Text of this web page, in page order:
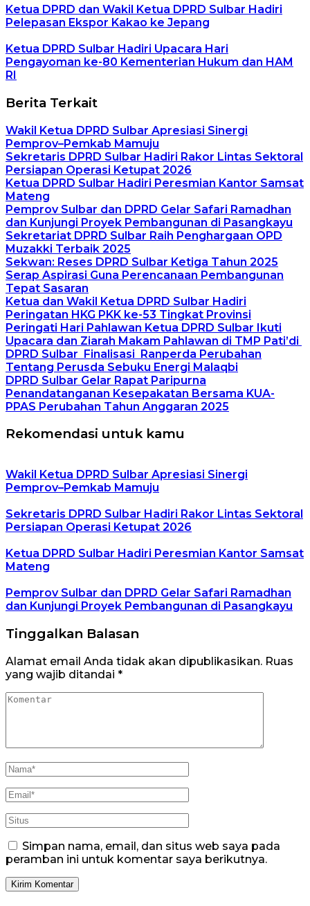
Ketua DPRD dan Wakil Ketua DPRD Sulbar Hadiri
Pelepasan Ekspor Kakao ke Jepang
Ketua DPRD Sulbar Hadiri Upacara Hari
Pengayoman ke-80 Kementerian Hukum dan HAM
RI
Berita Terkait
Wakil Ketua DPRD Sulbar Apresiasi Sinergi
Pemprov–Pemkab Mamuju
Sekretaris DPRD Sulbar Hadiri Rakor Lintas Sektoral
Persiapan Operasi Ketupat 2026
Ketua DPRD Sulbar Hadiri Peresmian Kantor Samsat
Mateng
Pemprov Sulbar dan DPRD Gelar Safari Ramadhan
dan Kunjungi Proyek Pembangunan di Pasangkayu
Sekretariat DPRD Sulbar Raih Penghargaan OPD
Muzakki Terbaik 2025
Sekwan: Reses DPRD Sulbar Ketiga Tahun 2025
Serap Aspirasi Guna Perencanaan Pembangunan
Tepat Sasaran
Ketua dan Wakil Ketua DPRD Sulbar Hadiri
Peringatan HKG PKK ke-53 Tingkat Provinsi
Peringati Hari Pahlawan Ketua DPRD Sulbar Ikuti
Upacara dan Ziarah Makam Pahlawan di TMP Pati’di
DPRD Sulbar Finalisasi Ranperda Perubahan
Tentang Perusda Sebuku Energi Malaqbi
DPRD Sulbar Gelar Rapat Paripurna
Penandatanganan Kesepakatan Bersama KUA-
PPAS Perubahan Tahun Anggaran 2025
Rekomendasi untuk kamu
Wakil Ketua DPRD Sulbar Apresiasi Sinergi
Pemprov–Pemkab Mamuju
Sekretaris DPRD Sulbar Hadiri Rakor Lintas Sektoral
Persiapan Operasi Ketupat 2026
Ketua DPRD Sulbar Hadiri Peresmian Kantor Samsat
Mateng
Pemprov Sulbar dan DPRD Gelar Safari Ramadhan
dan Kunjungi Proyek Pembangunan di Pasangkayu
Tinggalkan Balasan
Alamat email Anda tidak akan dipublikasikan. Ruas
yang wajib ditandai *
Simpan nama, email, dan situs web saya pada
peramban ini untuk komentar saya berikutnya.